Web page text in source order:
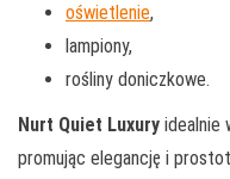
oświetlenie,
lampiony,
rośliny doniczkowe.
Nurt Quiet Luxury idealnie
promując elegancję i